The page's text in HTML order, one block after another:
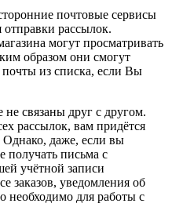
почтовые сервисы
рассылок.
могут просматривать
образом они смогут
из списка, если Вы
связаны друг с другом.
рассылок, вам придётся
Однако, даже, если вы
получать письма с
учётной записи
заказов, уведомления об
необходимо для работы с